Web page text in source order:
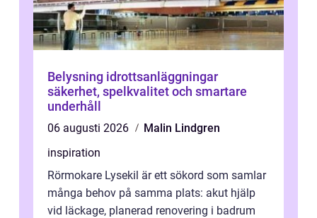
Belysning idrottsanläggningar
säkerhet, spelkvalitet och smartare
underhåll
06 augusti 2026
Malin Lindgren
inspiration
Rörmokare Lysekil är ett sökord som samlar
många behov på samma plats: akut hjälp
vid läckage, planerad renovering i badrum